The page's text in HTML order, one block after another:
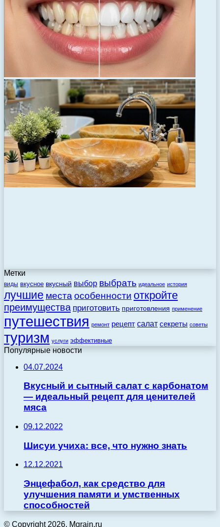
Метки
виды вкусное вкусный выбор выбрать идеальное история
лучшие места особенности откройте
преимущества приготовить приготовления применение
путешествия ремонт рецепт салат секреты советы
туризм услуги эффективные
Популярные новости
04.07.2024
Вкусный и сытный салат с карбонатом
— идеальный рецепт для ценителей
мяса
09.12.2022
Шисуи учиха: все, что нужно знать
12.12.2021
Энцефабол, как средство для
улучшения памяти и умственных
способностей
© Copyright 2026, Mgrain.ru